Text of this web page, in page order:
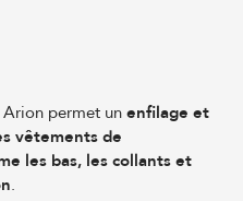
permet unenfilage et
vêtements de
les bas, les collants et
.